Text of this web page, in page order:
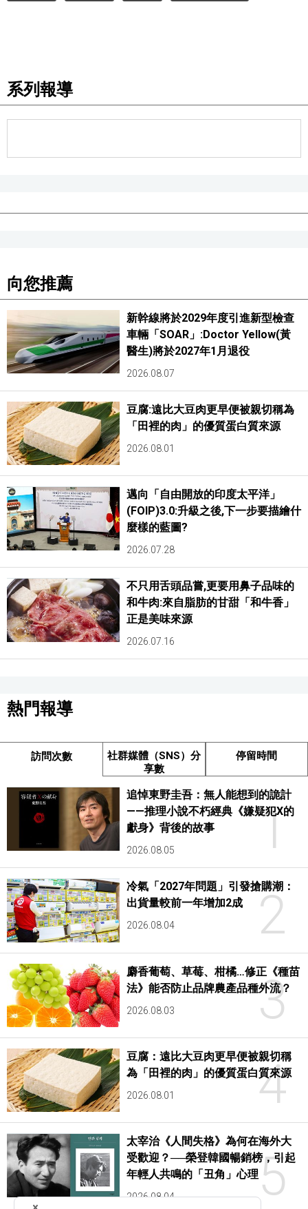
系列報導
向您推薦
新幹線將於2029年度引進新型檢查
車輛「SOAR」:Doctor Yellow(黃
醫生)將於2027年1月退役
2026.08.07
豆腐:遠比大豆肉更早便被親切稱為
「田裡的肉」的優質蛋白質來源
2026.08.01
邁向「自由開放的印度太平洋」
(FOIP)3.0:升級之後,下一步要描繪什
麼樣的藍圖?
2026.07.28
不只用舌頭品嘗,更要用鼻子品味的
和牛肉:來自脂肪的甘甜「和牛香」
正是美味來源
2026.07.16
熱門報導
訪問次數
社群媒體（SNS）分
享數
停留時間
1
追悼東野圭吾：無人能想到的詭計
——推理小說不朽經典《嫌疑犯X的
獻身》背後的故事
2026.08.05
2
冷氣「2027年問題」引發搶購潮：
出貨量較前一年增加2成
2026.08.04
3
麝香葡萄、草莓、柑橘…修正《種苗
法》能否防止品牌農產品種外流？
2026.08.03
4
豆腐：遠比大豆肉更早便被親切稱
為「田裡的肉」的優質蛋白質來源
2026.08.01
5
太宰治《人間失格》為何在海外大
受歡迎？──榮登韓國暢銷榜，引起
年輕人共鳴的「丑角」心理
2026.08.04